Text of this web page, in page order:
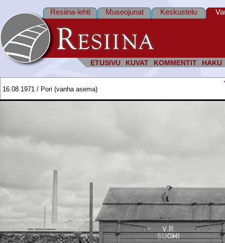
ETUSIVU KUVAT KOMMENTIT HAKU
Resiina-lehti Museojunat Keskustelu
16.08.1971 / Pori (vanha asema)